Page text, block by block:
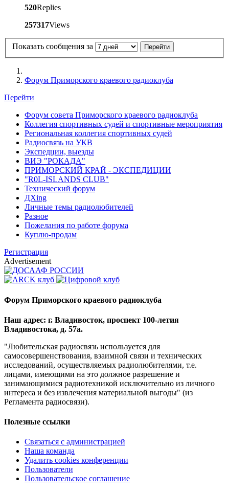
520Replies
257317Views
Показать сообщения за
Форум Приморского краевого радиоклуба
Перейти
Форум совета Приморского краевого радиоклуба
Коллегия спортивных судей и спортивные мероприятия
Региональная коллегия спортивных судей
Радиосвязь на УКВ
Экспедции, выезды
ВИЭ "РОКАДА"
ПРИМОРСКИЙ КРАЙ - ЭКСПЕДИЦИИ
"R0L-ISLANDS CLUB"
Технический форум
ДХing
Личные темы радиолюбителей
Разное
Пожелания по работе форума
Куплю-продам
Регистрация
Advertisement
Форум Приморского краевого радиоклуба
Наш адрес: г. Владивосток, проспект 100-летия
Владивостока, д. 57а.
"Любительская радиосвязь используется для
самосовершенствования, взаимной связи и технических
исследований, осуществляемых радиолюбителями, т.е.
лицами, имеющими на это должное разрешение и
занимающимися радиотехникой исключительно из личного
интереса и без извлечения материальной выгоды" (из
Регламента радиосвязи).
Полезные ссылки
Связаться с администрацией
Наша команда
Удалить cookies конференции
Пользователи
Пользовательское соглашение